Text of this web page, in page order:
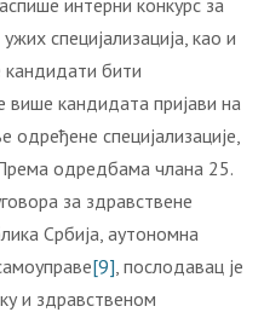
интерни конкурс за
специјализација, као и
кандидати бити
више кандидата пријави на
специјализације,
одредбама члана 25.
за здравствене
Србија, аутономна
[9], послодавац је
и здравственом